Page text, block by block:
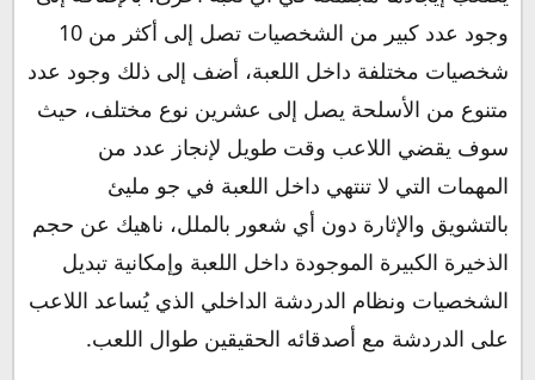
وجود عدد كبير من الشخصيات تصل إلى أكثر من 10
شخصيات مختلفة داخل اللعبة، أضف إلى ذلك وجود عدد
متنوع من الأسلحة يصل إلى عشرين نوع مختلف، حيث
سوف يقضي اللاعب وقت طويل لإنجاز عدد من
المهمات التي لا تنتهي داخل اللعبة في جو مليئ
بالتشويق والإثارة دون أي شعور بالملل، ناهيك عن حجم
الذخيرة الكبيرة الموجودة داخل اللعبة وإمكانية تبديل
الشخصيات ونظام الدردشة الداخلي الذي يُساعد اللاعب
على الدردشة مع أصدقائه الحقيقين طوال اللعب.